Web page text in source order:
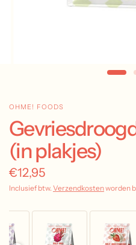
OHME! FOODS
(in plakjes)
€12,95
Inclusief btw. Verzendkostenworden